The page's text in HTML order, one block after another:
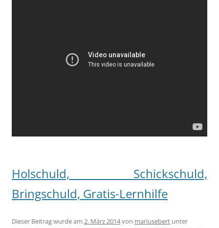
Holschuld, Schickschuld,
Bringschuld, Gratis-Lernhilfe
Dieser Beitrag wurde am 2. März 2014von mariusebert unter